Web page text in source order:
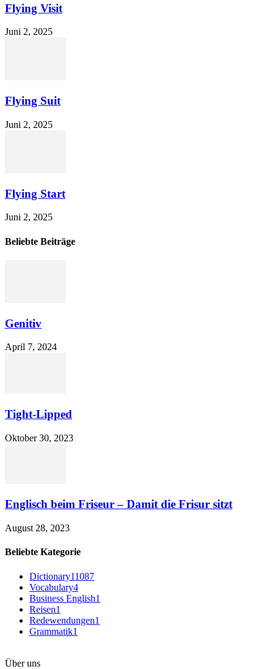
Flying Visit
Juni 2, 2025
Flying Suit
Juni 2, 2025
Flying Start
Juni 2, 2025
Beliebte Beiträge
Genitiv
April 7, 2024
Tight-Lipped
Oktober 30, 2023
Englisch beim Friseur – Damit die Frisur sitzt
August 28, 2023
Beliebte Kategorie
Dictionary11087
Vocabulary4
Business English1
Reisen1
Redewendungen1
Grammatik1
Über uns